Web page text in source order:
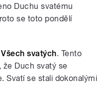
Duchu svatému
se toto pondělí
svatých. Tento
že Duch svatý se
Svatí se stali dokonalými